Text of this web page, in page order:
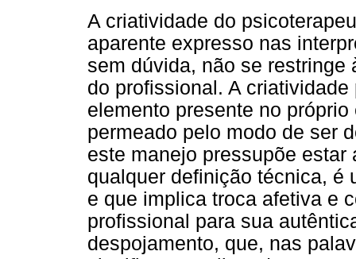
A criatividade do
aparente expresso nas
sem dúvida, não se
do profissional. A
elemento presente no
permeado pelo modo de ser
este manejo pressupõe
qualquer definição técnica, é
e que implica troca afetiva e
profissional para sua
despojamento, que, nas